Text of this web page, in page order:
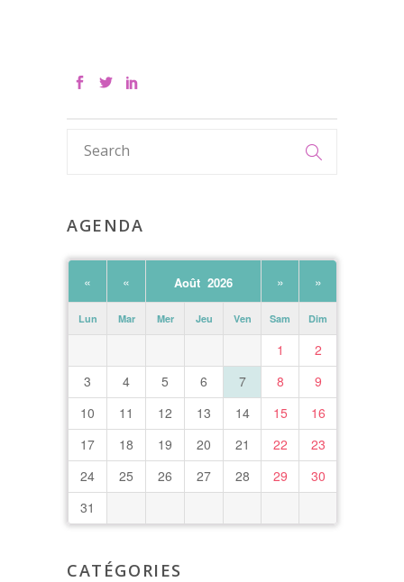
AGENDA
« « Août 2026 » »
Lun Mar Mer Jeu Ven Sam Dim
1
2
3
4 5 6 7 8
9
10
11 12 13 14 15
16
17
18 19 20 21 22
23
24
25 26 27 28 29
30
31
CATÉGORIES